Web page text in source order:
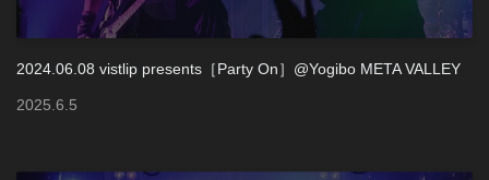
2024.06.08 vistlip presents［Party On］@Yogibo META VALLEY
2025 6 5